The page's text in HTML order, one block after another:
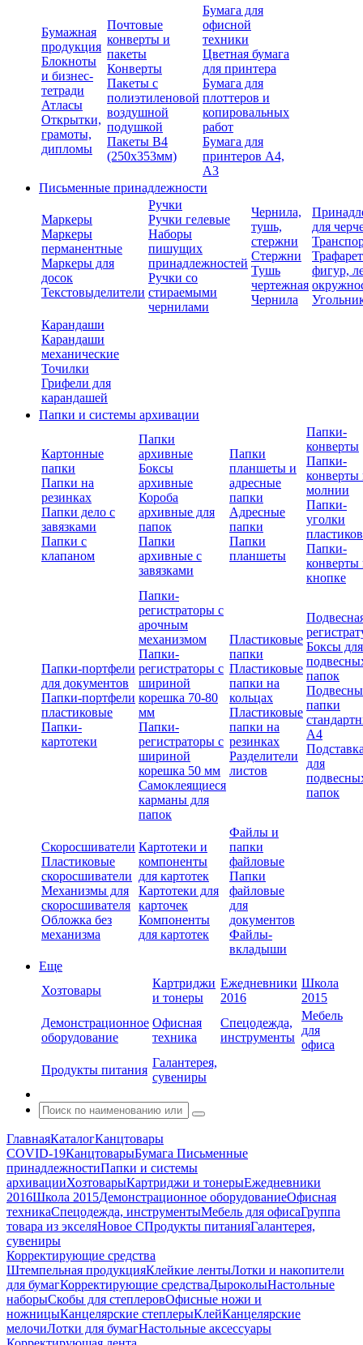
Бумажная
продукция
Блокноты
и бизнес-
тетради
Атласы
Открытки,
грамоты,
дипломы
Почтовые
конверты и
пакеты
Конверты
Пакеты с
полиэтиленовой
воздушной
подушкой
Пакеты В4
(250х353мм)
Бумага для
офисной
техники
Цветная бумага
для принтера
Бумага для
плоттеров и
копировальных
работ
Бумага для
принтеров А4,
А3
Письменные принадлежности
Маркеры
Маркеры
перманентные
Маркеры для
досок
Текстовыделители
Ручки
Ручки гелевые
Наборы
пишущих
принадлежностей
Ручки со
стираемыми
чернилами
Чернила,
тушь,
стержни
Стержни
Тушь
чертежная
Чернила
для
фигур,
Карандаши
Карандаши
механические
Точилки
Грифели для
карандашей
Папки и системы архивации
Картонные
папки
Папки на
резинках
Папки дело с
завязками
Папки с
клапаном
Папки
архивные
Боксы
архивные
Короба
архивные для
папок
Папки
архивные с
завязками
Папки
планшеты и
адресные
папки
Адресные
папки
Папки
планшеты
Папки-
конверты
Папки-
конверты
молнии
Папки-
уголки
Папки-
конверты
кнопке
Папки-портфели
для документов
Папки-портфели
пластиковые
Папки-
картотеки
Папки-
регистраторы с
арочным
механизмом
Папки-
регистраторы с
шириной
корешка 70-80
мм
Папки-
регистраторы с
шириной
корешка 50 мм
Самоклеящиеся
карманы для
папок
Пластиковые
папки
Пластиковые
папки на
кольцах
Пластиковые
папки на
резинках
Разделители
листов
Боксы для
папок
папки
А4
для
папок
Скоросшиватели
Пластиковые
скоросшиватели
Механизмы для
скоросшивателя
Обложка без
механизма
Картотеки и
компоненты
для картотек
Картотеки для
карточек
Компоненты
для картотек
Файлы и
папки
файловые
Папки
файловые
для
документов
Файлы-
вкладыши
Еще
Хозтовары
Картриджи
и тонеры
Ежедневники
2016
Школа
2015
Демонстрационное
оборудование
Офисная
техника
Спецодежда,
инструменты
Мебель
для
офиса
Продукты питания
Галантерея,
сувениры
ГлавнаяКаталогКанцтовары
COVID-19КанцтоварыБумага Письменные
принадлежностиПапки и системы
архивацииХозтоварыКартриджи и тонерыЕжедневники
2016Школа 2015Демонстрационное оборудованиеОфисная
техникаСпецодежда, инструментыМебель для офисаГруппа
товара из экселяНовое СПродукты питанияГалантерея,
сувениры
Корректирующие средства
Штемпельная продукцияКлейкие лентыЛотки и накопители
для бумагКорректирующие средстваДыроколыНастольные
наборыСкобы для степлеровОфисные ножи и
ножницыКанцелярские степлерыКлейКанцелярские
мелочиЛотки для бумагНастольные аксессуары